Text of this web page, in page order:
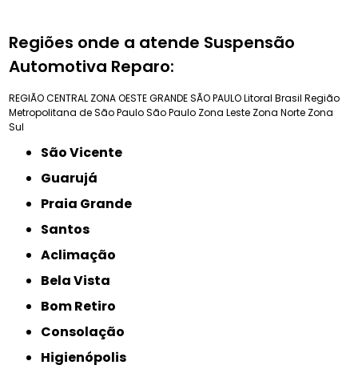
Regiões onde a atende Suspensão
Automotiva Reparo:
REGIÃO CENTRAL ZONA OESTEGRANDE SÃO PAULOLitoral Brasil Região
Metropolitana de São PauloSão Paulo Zona Leste Zona Norte Zona
Sul
São Vicente
Guarujá
Praia Grande
Santos
Aclimação
Bela Vista
Bom Retiro
Consolação
Higienópolis